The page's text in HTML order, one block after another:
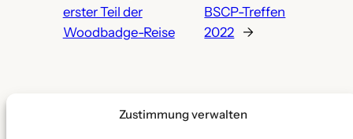
Zustimmung verwalten
erster Teil der
Woodbadge-Reise
BSCP-Treffen
2022 →